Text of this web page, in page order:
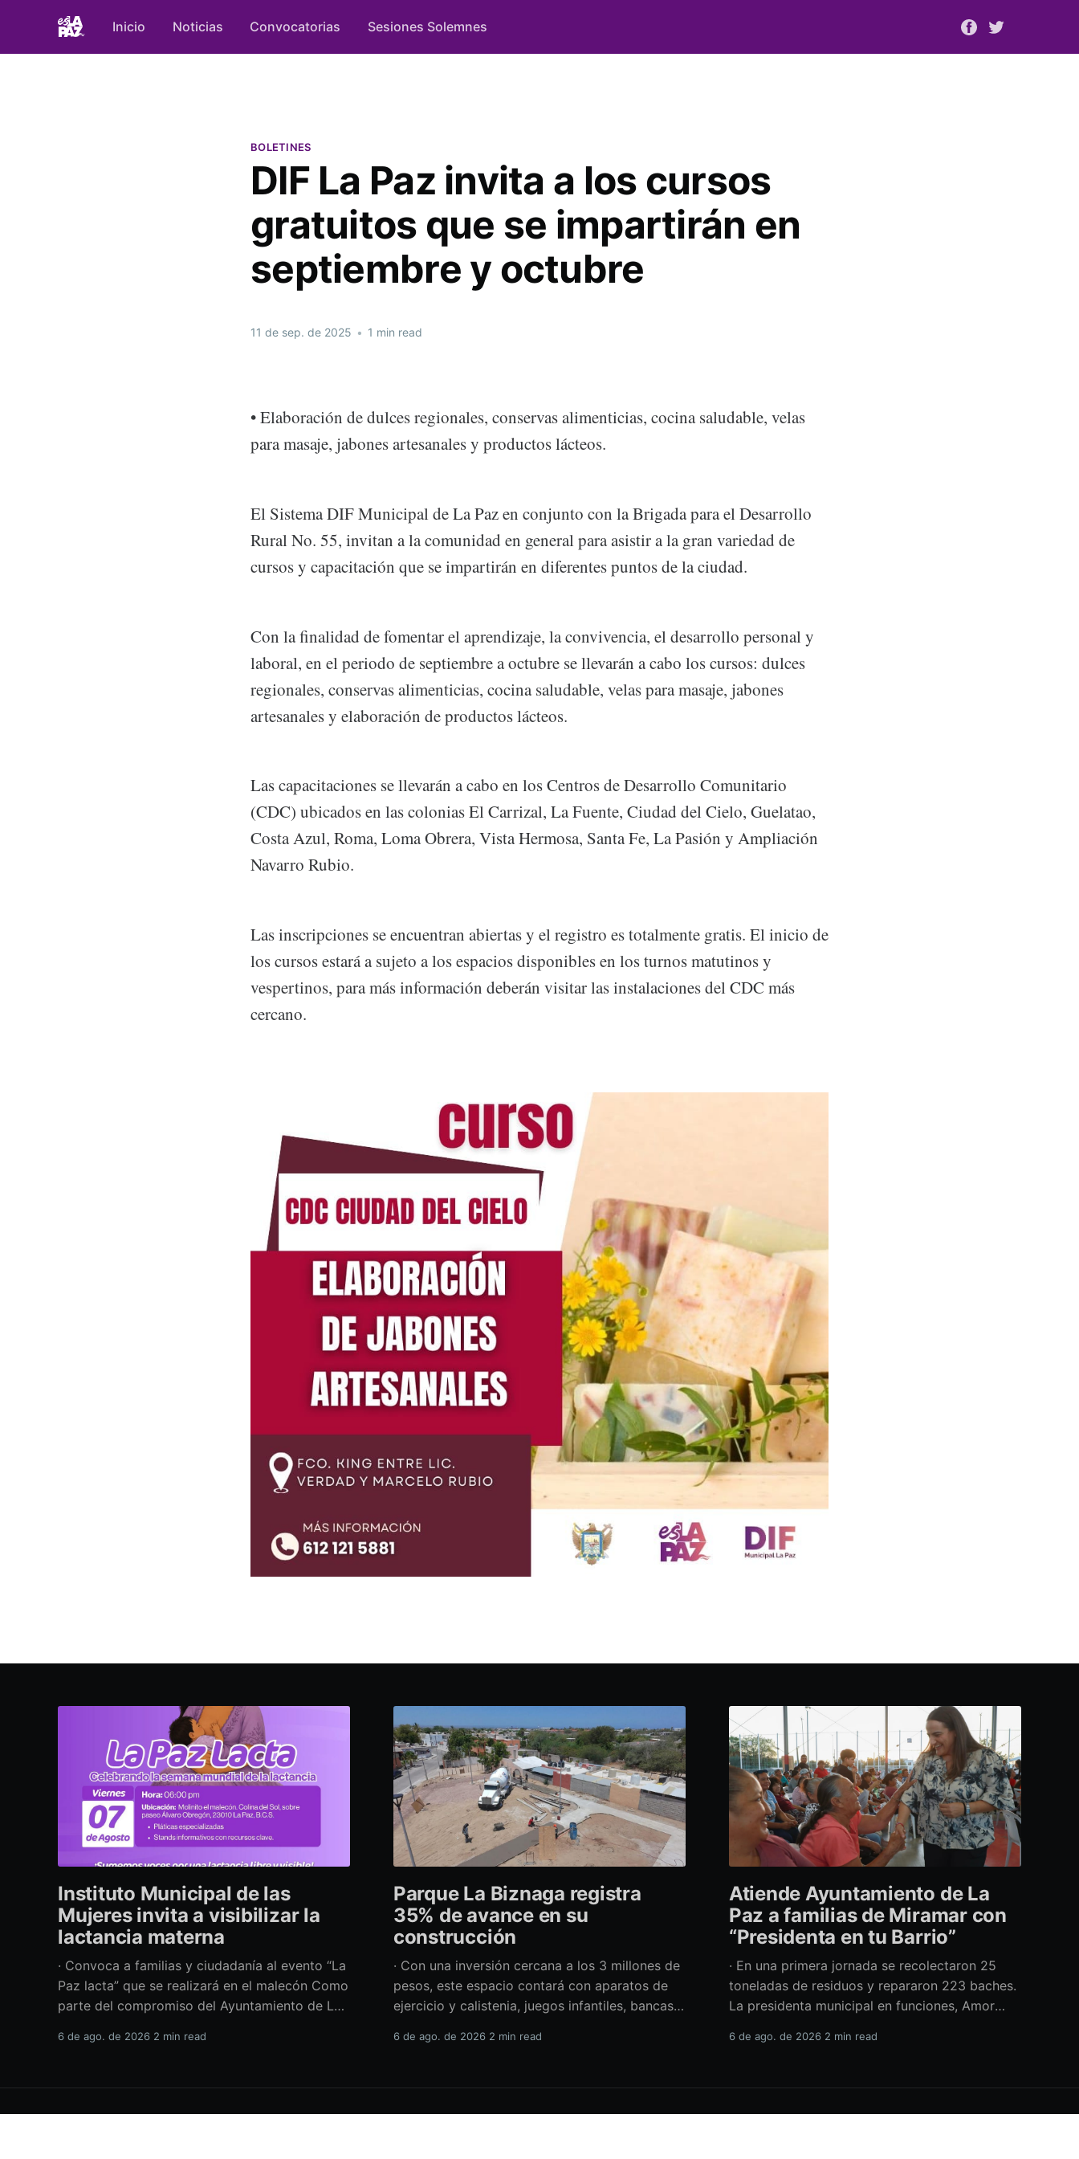
Inicio Noticias Convocatorias Sesiones Solemnes
BOLETINES
DIF La Paz invita a los cursos
gratuitos que se impartirán en
septiembre y octubre
11 de sep. de 2025 • 1 min read
• Elaboración de dulces regionales, conservas alimenticias, cocina saludable, velas
para masaje, jabones artesanales y productos lácteos.
El Sistema DIF Municipal de La Paz en conjunto con la Brigada para el Desarrollo
Rural No. 55, invitan a la comunidad en general para asistir a la gran variedad de
cursos y capacitación que se impartirán en diferentes puntos de la ciudad.
Con la finalidad de fomentar el aprendizaje, la convivencia, el desarrollo personal y
laboral, en el periodo de septiembre a octubre se llevarán a cabo los cursos: dulces
regionales, conservas alimenticias, cocina saludable, velas para masaje, jabones
artesanales y elaboración de productos lácteos.
Las capacitaciones se llevarán a cabo en los Centros de Desarrollo Comunitario
(CDC) ubicados en las colonias El Carrizal, La Fuente, Ciudad del Cielo, Guelatao,
Costa Azul, Roma, Loma Obrera, Vista Hermosa, Santa Fe, La Pasión y Ampliación
Navarro Rubio.
Las inscripciones se encuentran abiertas y el registro es totalmente gratis. El inicio de
los cursos estará a sujeto a los espacios disponibles en los turnos matutinos y
vespertinos, para más información deberán visitar las instalaciones del CDC más
cercano.
Instituto Municipal de las
Mujeres invita a visibilizar la
lactancia materna
· Convoca a familias y ciudadanía al evento “La
Paz lacta” que se realizará en el malecón Como
parte del compromiso del Ayuntamiento de La
promuevan el bienestar, la salud y los derechos
incluyentes, el Instituto Municipal
6 de ago. de 2026 2 min read
Parque La Biznaga registra
35% de avance en su
construcción
· Con una inversión cercana a los 3 millones de
pesos, este espacio contará con aparatos de
ejercicio y calistenia, juegos infantiles, bancas,
alcaldesa de La Paz en funciones, Amor Fenech
construcción del parque La Biznaga ubicado
6 de ago. de 2026 2 min read
Atiende Ayuntamiento de La
Paz a familias de Miramar con
“Presidenta en tu Barrio”
· En una primera jornada se recolectaron 25
toneladas de residuos y repararon 223 baches.
La presidenta municipal en funciones, Amor
programa “Presidenta en tu Barrio” en la
Paz brindó más de 600 servicios sociales y
6 de ago. de 2026 2 min read